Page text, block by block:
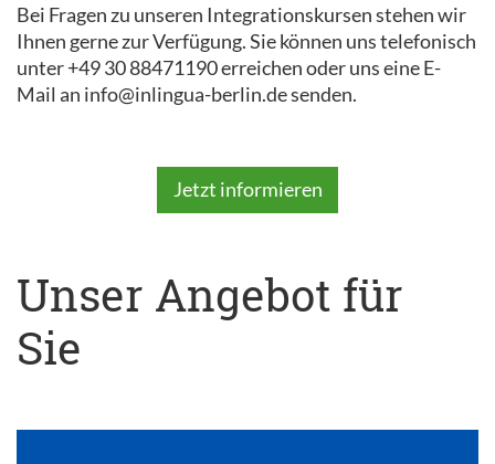
Bei Fragen zu unseren Integrationskursen stehen wir
Ihnen gerne zur Verfügung. Sie können uns telefonisch
unter +49 30 88471190 erreichen oder uns eine E-
Mail an info@inlingua-berlin.de senden.
Jetzt informieren
Unser Angebot für
Sie